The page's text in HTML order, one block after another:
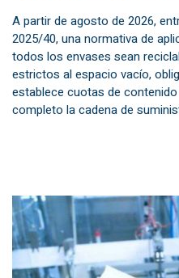
A partir de agosto de 2026,
2025/40, una normativa de
todos los envases sean
estrictos al espacio vacío,
establece cuotas de
completo la cadena de